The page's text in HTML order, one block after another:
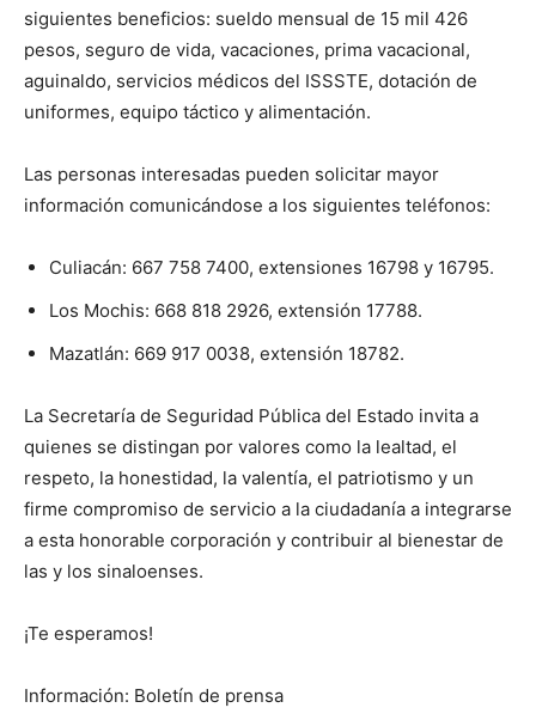
siguientes beneficios: sueldo mensual de 15 mil 426
pesos, seguro de vida, vacaciones, prima vacacional,
aguinaldo, servicios médicos del ISSSTE, dotación de
uniformes, equipo táctico y alimentación.
Las personas interesadas pueden solicitar mayor
información comunicándose a los siguientes teléfonos:
Culiacán: 667 758 7400, extensiones 16798 y 16795.
Los Mochis: 668 818 2926, extensión 17788.
Mazatlán: 669 917 0038, extensión 18782.
La Secretaría de Seguridad Pública del Estado invita a
quienes se distingan por valores como la lealtad, el
respeto, la honestidad, la valentía, el patriotismo y un
firme compromiso de servicio a la ciudadanía a integrarse
a esta honorable corporación y contribuir al bienestar de
las y los sinaloenses.
¡Te esperamos!
Información: Boletín de prensa